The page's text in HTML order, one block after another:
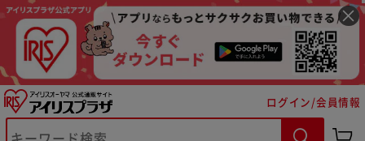
ログイン/会員情報